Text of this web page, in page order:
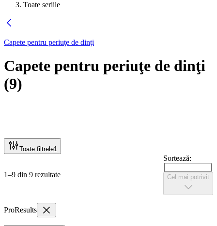
Toate seriile
Capete pentru periuţe de dinţi
Capete pentru periuţe de dinţi
(9)
Toate filtrele1
1–9 din 9 rezultate
Sortează:
Cel mai potrivit
ProResults